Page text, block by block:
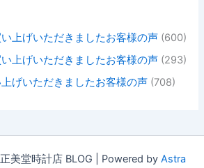
い上げいただきましたお客様の声 (600)
い上げいただきましたお客様の声 (293)
上げいただきましたお客様の声 (708)
美堂時計店 BLOG | Powered by Astra